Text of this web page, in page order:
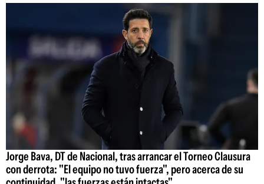
Jorge Bava, DT de Nacional, tras arrancar el Torneo Clausura
con derrota: "El equipo no tuvo fuerza", pero acerca de su